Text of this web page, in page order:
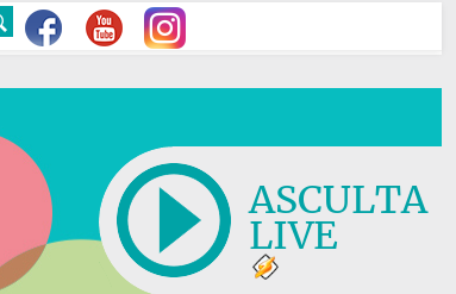
ASCULTA
LIVE